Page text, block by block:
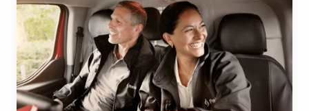
Presto
Oy